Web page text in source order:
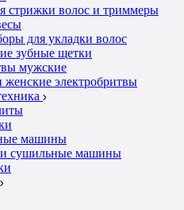
стрижки волос и триммеры
для укладки волос
зубные щетки
мужские
электробритвы
машины
сушильные машины